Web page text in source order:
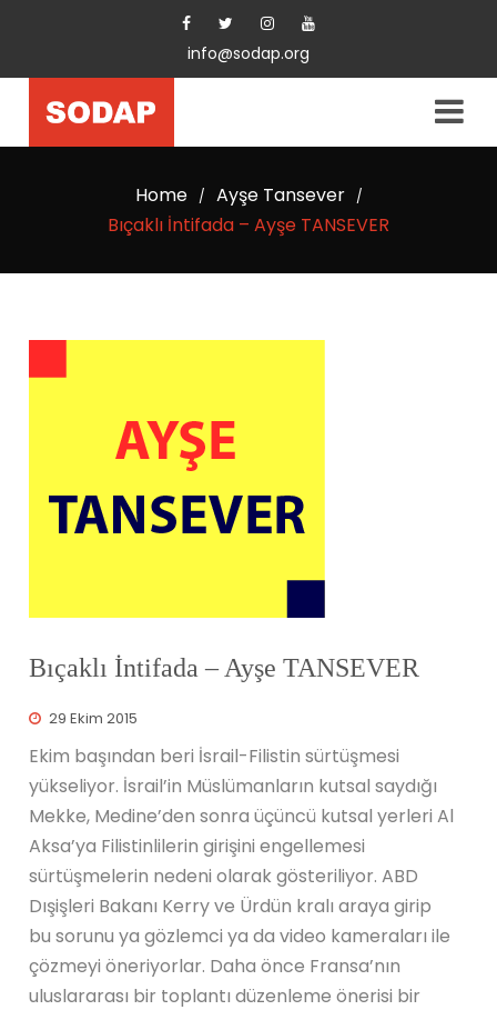
info@sodap.org
Home / Ayşe Tansever /
Bıçaklı İntifada – Ayşe TANSEVER
Bıçaklı İntifada – Ayşe TANSEVER
29 Ekim 2015
Ekim başından beri İsrail-Filistin sürtüşmesi
yükseliyor. İsrail’in Müslümanların kutsal saydığı
Mekke, Medine’den sonra üçüncü kutsal yerleri Al
Aksa’ya Filistinlilerin girişini engellemesi
sürtüşmelerin nedeni olarak gösteriliyor. ABD
Dışişleri Bakanı Kerry ve Ürdün kralı araya girip
bu sorunu ya gözlemci ya da video kameraları ile
çözmeyi öneriyorlar. Daha önce Fransa’nın
uluslararası bir toplantı düzenleme önerisi bir